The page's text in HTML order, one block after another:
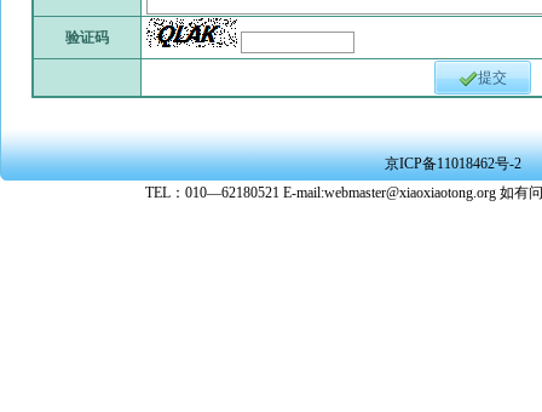
验证码
提交
京ICP备11018462号-2
TEL：010—62180521 E-mail:webmaster@xiaoxiaotong.org 如